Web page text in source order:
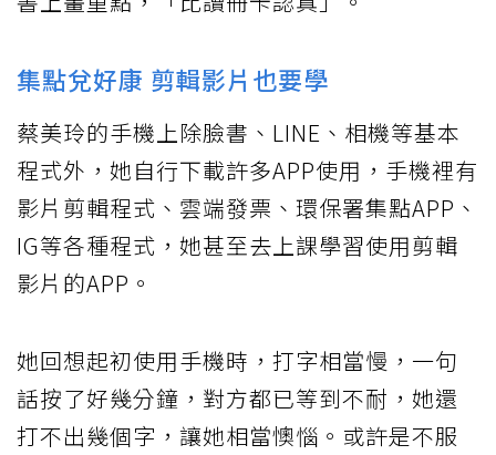
集點兌好康 剪輯影片也要學
蔡美玲的手機上除臉書、LINE、相機等基本
程式外，她自行下載許多APP使用，手機裡有
影片剪輯程式、雲端發票、環保署集點APP、
IG等各種程式，她甚至去上課學習使用剪輯
影片的APP。
她回想起初使用手機時，打字相當慢，一句
話按了好幾分鐘，對方都已等到不耐，她還
打不出幾個字，讓她相當懊惱。或許是不服